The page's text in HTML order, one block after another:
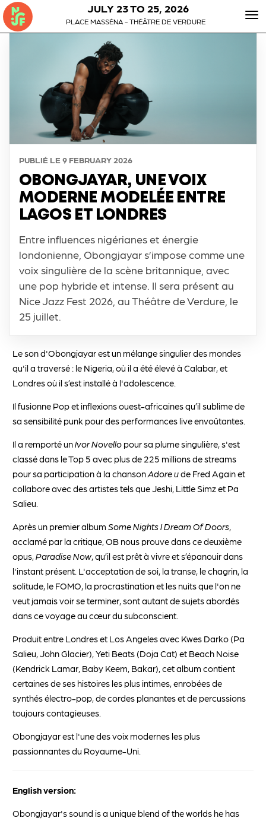
JULY 23 TO 25, 2026
PLACE MASSÉNA - THÉÂTRE DE VERDURE
PUBLIÉ LE 9 FEBRUARY 2026
OBONGJAYAR, UNE VOIX
MODERNE MODELÉE ENTRE
LAGOS ET LONDRES
Entre influences nigérianes et énergie
londonienne, Obongjayar s’impose comme une
voix singulière de la scène britannique, avec
une pop hybride et intense. Il sera présent au
Nice Jazz Fest 2026, au Théâtre de Verdure, le
25 juillet.
Le son d'Obongjayar est un mélange singulier des mondes
qu'il a traversé : le Nigeria, où il a été élevé à Calabar, et
Londres où il s’est installé à l'adolescence.
Il fusionne Pop et inflexions ouest-africaines qu’il sublime de
sa sensibilité punk pour des performances live envoûtantes.
Il a remporté unIvor Novello pour sa plume singulière, s'est
classé dans le Top 5 avec plus de 225 millions de streams
pour sa participation à la chansonAdore ude Fred Again et
collabore avec des artistes tels que Jeshi, Little Simz et Pa
Salieu.
Après un premier album Some Nights I Dream Of Doors,
acclamé par la critique, OB nous prouve dans ce deuxième
opus,Paradise Now, qu’il est prêt à vivre et s’épanouir dans
l'instant présent. L'acceptation de soi, la transe, le chagrin, la
solitude, le FOMO, la procrastination et les nuits que l'on ne
veut jamais voir se terminer, sont autant de sujets abordés
dans ce voyage au cœur du subconscient.
Produit entre Londres et Los Angeles avec Kwes Darko (Pa
Salieu, John Glacier), Yeti Beats (Doja Cat) et Beach Noise
(Kendrick Lamar, Baby Keem, Bakar), cet album contient
certaines de ses histoires les plus intimes, enrobées de
synthés électro-pop, de cordes planantes et de percussions
toujours contagieuses.
Obongjayar est l'une des voix modernes les plus
passionnantes du Royaume-Uni.
English version:
Obongjayar's sound is a unique blend of the worlds he has